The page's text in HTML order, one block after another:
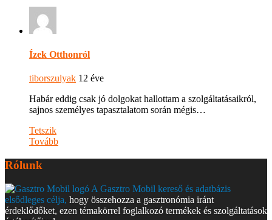
Ízek Otthonról
tiborszulyak 12 éve
Habár eddig csak jó dolgokat hallottam a szolgáltatásaikról,
sajnos személyes tapasztalatom során mégis…
Tetszik
Tovább
Rólunk
A Gasztro Mobil kereső és adatbázis
elsődleges célja, hogy összehozza a gasztronómia iránt
érdeklődőket, ezen témakörrel foglalkozó termékek és szolgáltatások